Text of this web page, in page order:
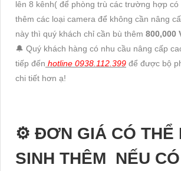
lên 8 kênh( để phòng trù các trường hợp có
thêm các loại camera để không cần nâng
này thì quý khách chỉ cần bù thêm 800,000
🔔 Quý khách hàng có nhu cầu nâng cấp
tiếp đến hotline 0938.112.399 để được bộ
chi tiết hơn ạ!
⚙ ĐƠN GIÁ CÓ THỂ
SINH THÊM NẾU